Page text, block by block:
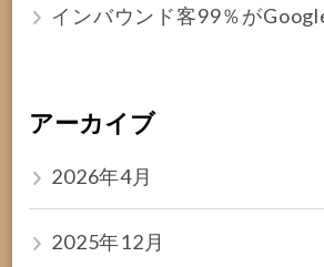
インバウンド客99％が
アーカイブ
2026年4月
2025年12月